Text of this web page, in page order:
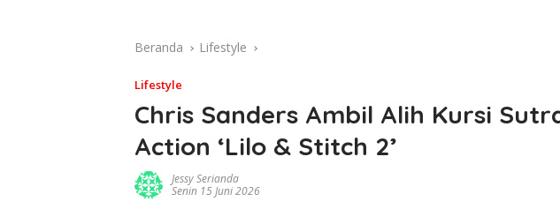
Beranda Lifestyle
Lifestyle
Chris Sanders Ambil Alih Kursi
Action ‘Lilo & Stitch 2’
Jessy Serianda
Senin 15 Juni 2026